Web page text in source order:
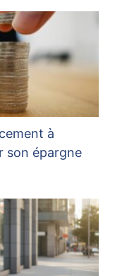
à
son épargne